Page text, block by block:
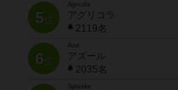
5位
Agricola
アグリコラ
2119名
6位
Azul
アズール
2035名